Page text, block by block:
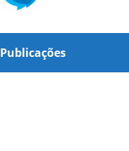
Publicações